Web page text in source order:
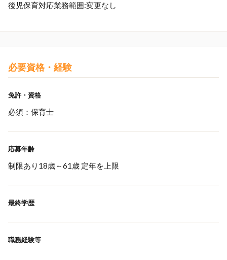
後児保育対応業務範囲:変更なし
必要資格・経験
免許・資格
必須：保育士
応募年齢
制限あり18歳～61歳 定年を上限
最終学歴
職務経験等